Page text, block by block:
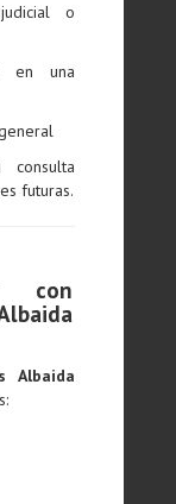
o
en una
futuras.
con
Albaida